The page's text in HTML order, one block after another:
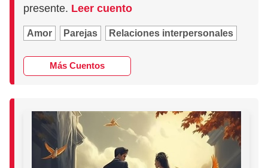
presente. Leer cuento
Amor Parejas Relaciones interpersonales
Más Cuentos